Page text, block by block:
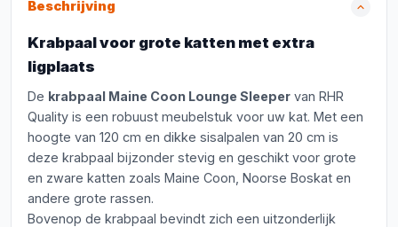
Beschrijving
Krabpaal voor grote katten met extra
ligplaats
De krabpaal Maine Coon Lounge Sleeper van RHR
Quality is een robuust meubelstuk voor uw kat. Met een
hoogte van 120 cm en dikke sisalpalen van 20 cm is
deze krabpaal bijzonder stevig en geschikt voor grote
en zware katten zoals Maine Coon, Noorse Boskat en
andere grote rassen.
Bovenop de krabpaal bevindt zich een uitzonderlijk